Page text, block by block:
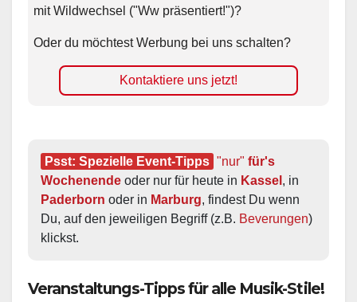
mit Wildwechsel ("Ww präsentiert!")?
Oder du möchtest Werbung bei uns schalten?
Kontaktiere uns jetzt!
Psst: Spezielle Event-Tipps "nur" für's
Wochenende oder nur für heute in Kassel
Paderborn oder in Marburg, findest Du wenn
Du, auf den jeweiligen Begriff (z.B. Beverungen)
klickst.
Veranstaltungs-Tipps für alle Musik-Stile!